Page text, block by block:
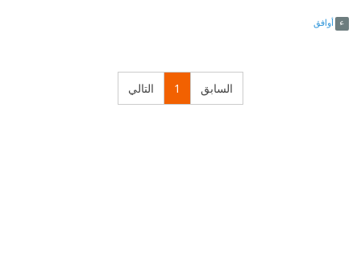
أوافق
السابق 1 التالي